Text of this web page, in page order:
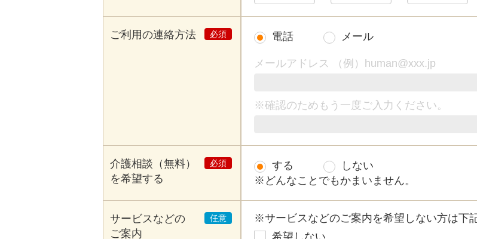
ご利用の連絡方法 電話 メール
メールアドレス （例）human@xxx.jp
※確認のためもう一度ご入力ください。
介護相談（無料）
を希望する
する
しない
※どんなことでもかまいません。
サービスなどの
ご案内
※サービスなどのご案内を希望しない方は下
希望しない